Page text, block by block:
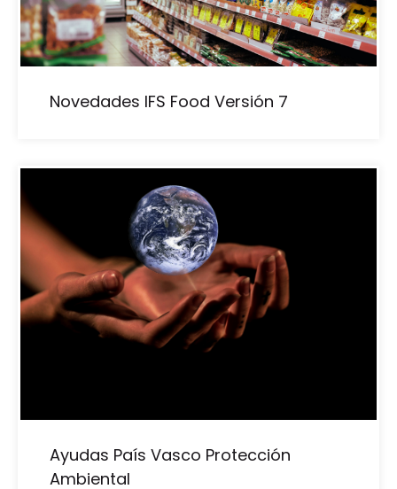
Novedades IFS Food Versión 7
Ayudas País Vasco Protección
Ambiental